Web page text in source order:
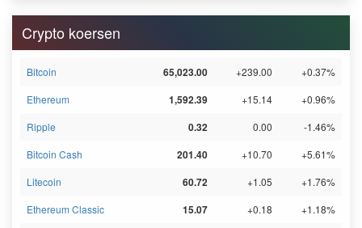
Crypto koersen
Bitcoin 65,023.00 +239.00
+0.37%
Ethereum
1,592.39 +15.14
+0.96%
Ripple
0.32 0.00
-1.46%
Bitcoin Cash
201.40 +10.70
+5.61%
Litecoin
60.72 +1.05
+1.76%
Ethereum Classic
15.07 +0.18
+1.18%